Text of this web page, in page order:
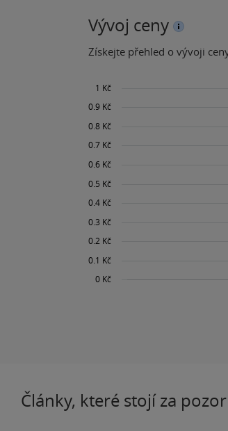
Vývoj ceny
Získejte přehled o vývoji
Články, které stojí za